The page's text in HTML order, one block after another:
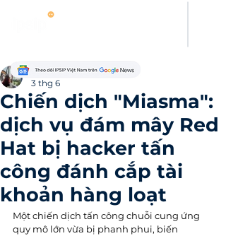
Chiến dịch "Miasma":
dịch vụ đám mây Red
Hat bị hacker tấn
công đánh cắp tài
khoản hàng loạt
Evelyn Carter
3 thg 6
Một chiến dịch tấn công chuỗi cung ứng
quy mô lớn vừa bị phanh phui, biến